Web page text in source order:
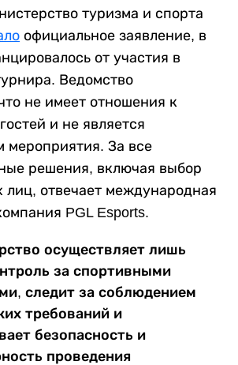
туризма и спорта
официальное заявление, в
от участия в
Ведомство
не имеет отношения к
и не является
мероприятия. За все
решения, включая выбор
отвечает международная
PGL Esports.
осуществляет лишь
за спортивными
следит за соблюдением
требований и
безопасность и
проведения